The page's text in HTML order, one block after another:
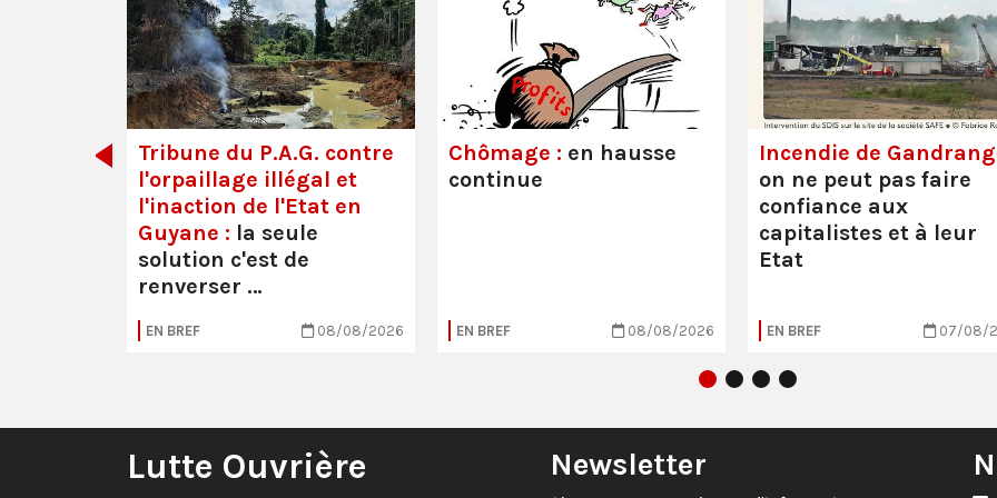
Tribune du P.A.G. contre
l'orpaillage illégal et
l'inaction de l'Etat en
Guyane : la seule
solution c'est de
renverser …
EN BREF 08/08/2026
Chômage : en hausse
continue
EN BREF 08/08/2026
Incendie de
on ne peut pas faire
confiance aux
capitalistes et à leur
Etat
EN BREF 07/08/
Lutte Ouvrière Newsletter